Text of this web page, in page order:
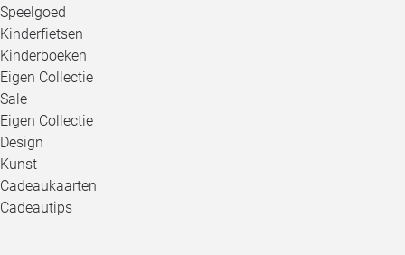
Speelgoed
Kinderfietsen
Kinderboeken
Eigen Collectie
Sale
Eigen Collectie
Design
Kunst
Cadeaukaarten
Cadeautips